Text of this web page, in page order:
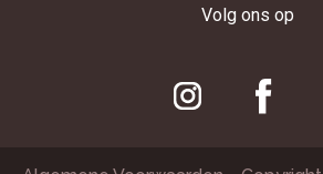
Volg ons op